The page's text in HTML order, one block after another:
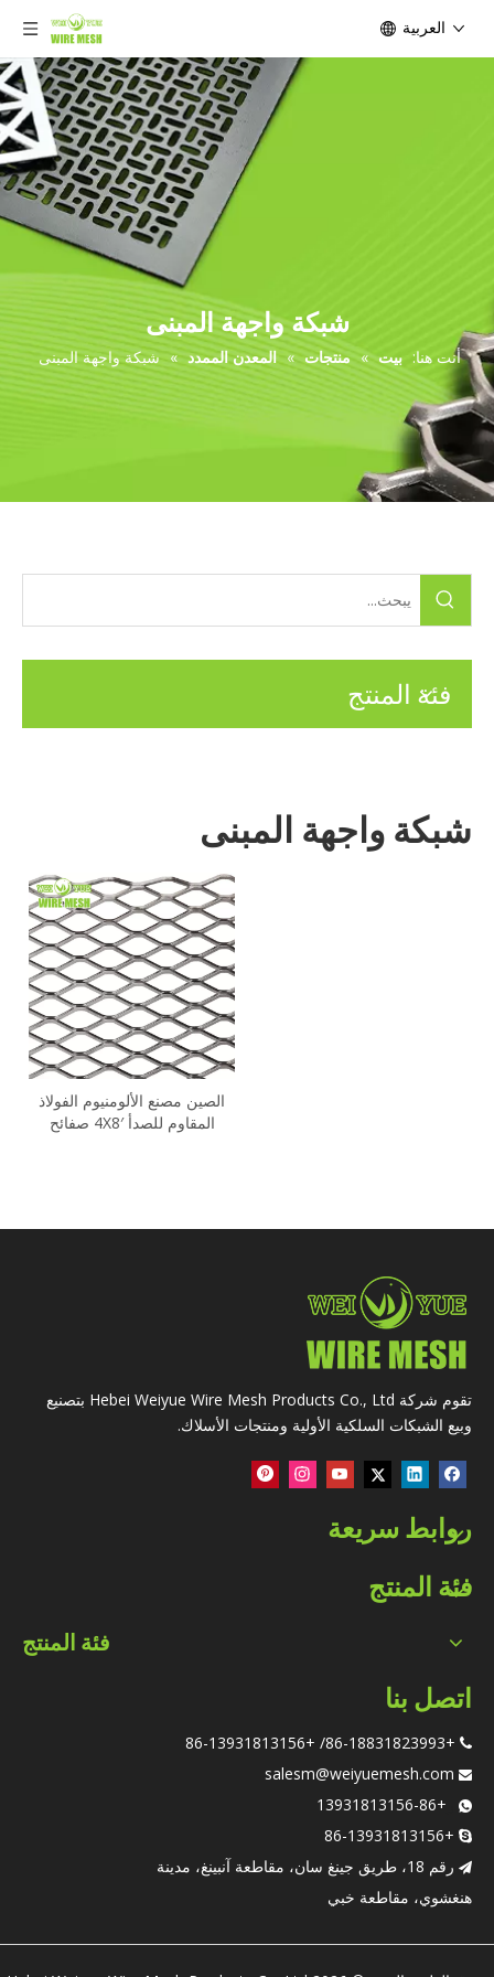
العربية
شبكة واجهة المبنى
أنت هنا: بيت » منتجات » المعدن الممدد » شبكة واجهة المبنى
فئة المنتج
شبكة واجهة المبنى
الصين مصنع الألومنيوم الفولاذ
المقاوم للصدأ 4X8′ صفائح
تقوم شركة Hebei Weiyue Wire Mesh Products Co., Ltd بتصنيع
وبيع الشبكات السلكية الأولية ومنتجات الأسلاك.
روابط سريعة
فئة المنتج
فئة المنتج
اتصل بنا

+86-18831823993/ +86-13931813156

salesm@weiyuemesh.com

+86-13931813156

+86-13931813156

رقم 18، طريق جينغ سان، مقاطعة آنبينغ، مدينة
هنغشوي، مقاطعة خبي